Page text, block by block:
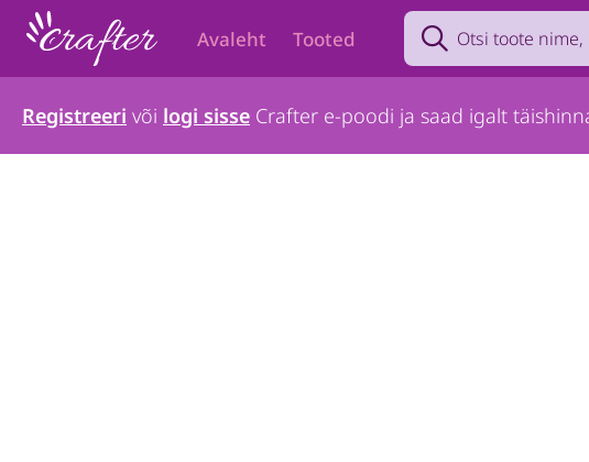
Avaleht Tooted
Search product by
Registreeri või logi sisse Crafter e-poodi ja saad igalt